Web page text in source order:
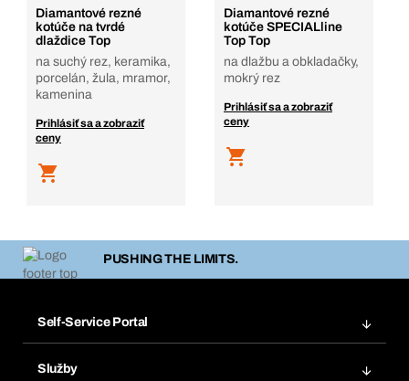
Diamantové rezné
kotúče na tvrdé
dlaždice Top
na suchý rez, keramika,
porcelán, žula, mramor,
kamenina
Prihlásiť sa a zobraziť
ceny
Diamantové rezné
kotúče SPECIALline
Top Top
na dlažbu a obkladačky,
mokrý rez
Prihlásiť sa a zobraziť
ceny
PUSHING THE LIMITS.
Self-Service Portal
Služby